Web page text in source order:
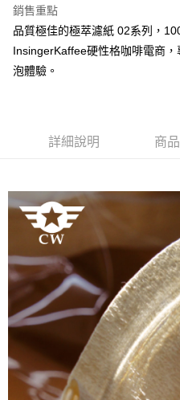
【關於「AFTEE先享後付」】
AFTEE先享後付是「在收到商品之後
結帳頁面，進行簡訊認證並確認金額
２．訂單成立數日內，您將收到繳費
３．收到繳費通知簡訊後14天內，點
ATM／網路銀行／等多元方式進行付
※ 請注意：結帳手續完成當下不需立
購買商品的店家。未經商家同意取消
後付繳納相關費用。
※ 交易是否成功請以「AFTEE先享
是否繳費成功／繳費後需取消欲退
客戶支援中心」
https://
１．透過由恩沛科技股份有限公司提
易，需依本服務之必要範圍內提供個
權轉讓予恩沛科技股份有限公司。
Hami Point
每筆NT$60，滿NT$1,000(含以上
付款後全家取貨
每筆NT$80，滿NT$1,000(含以
7-11《咖啡豆》
每筆NT$60，滿NT$1,000(含以
付款後7-11取貨
每筆NT$80，滿NT$1,000(含以上
郵局-無法使用Ｉ郵箱
銷售重點
品質極佳的極萃濾紙 02系列，
InsingerKaffee硬性格咖啡電商
泡體驗。
詳細說明 商